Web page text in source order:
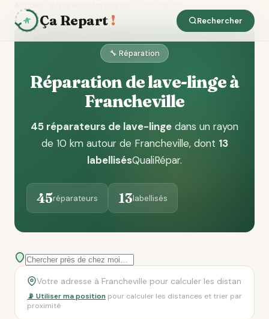
Ça Repart ! Rechercher
🔧 Réparation
Réparation de lave-linge à
Francheville
45 réparateurs de lave-linge dans un rayon
de 10 km autour de Francheville, dont 13
labellisésQualiRépar.
45réparateurs 13labellisés
📡 Utiliser ma position pour calculer les distances et trier par
proximité